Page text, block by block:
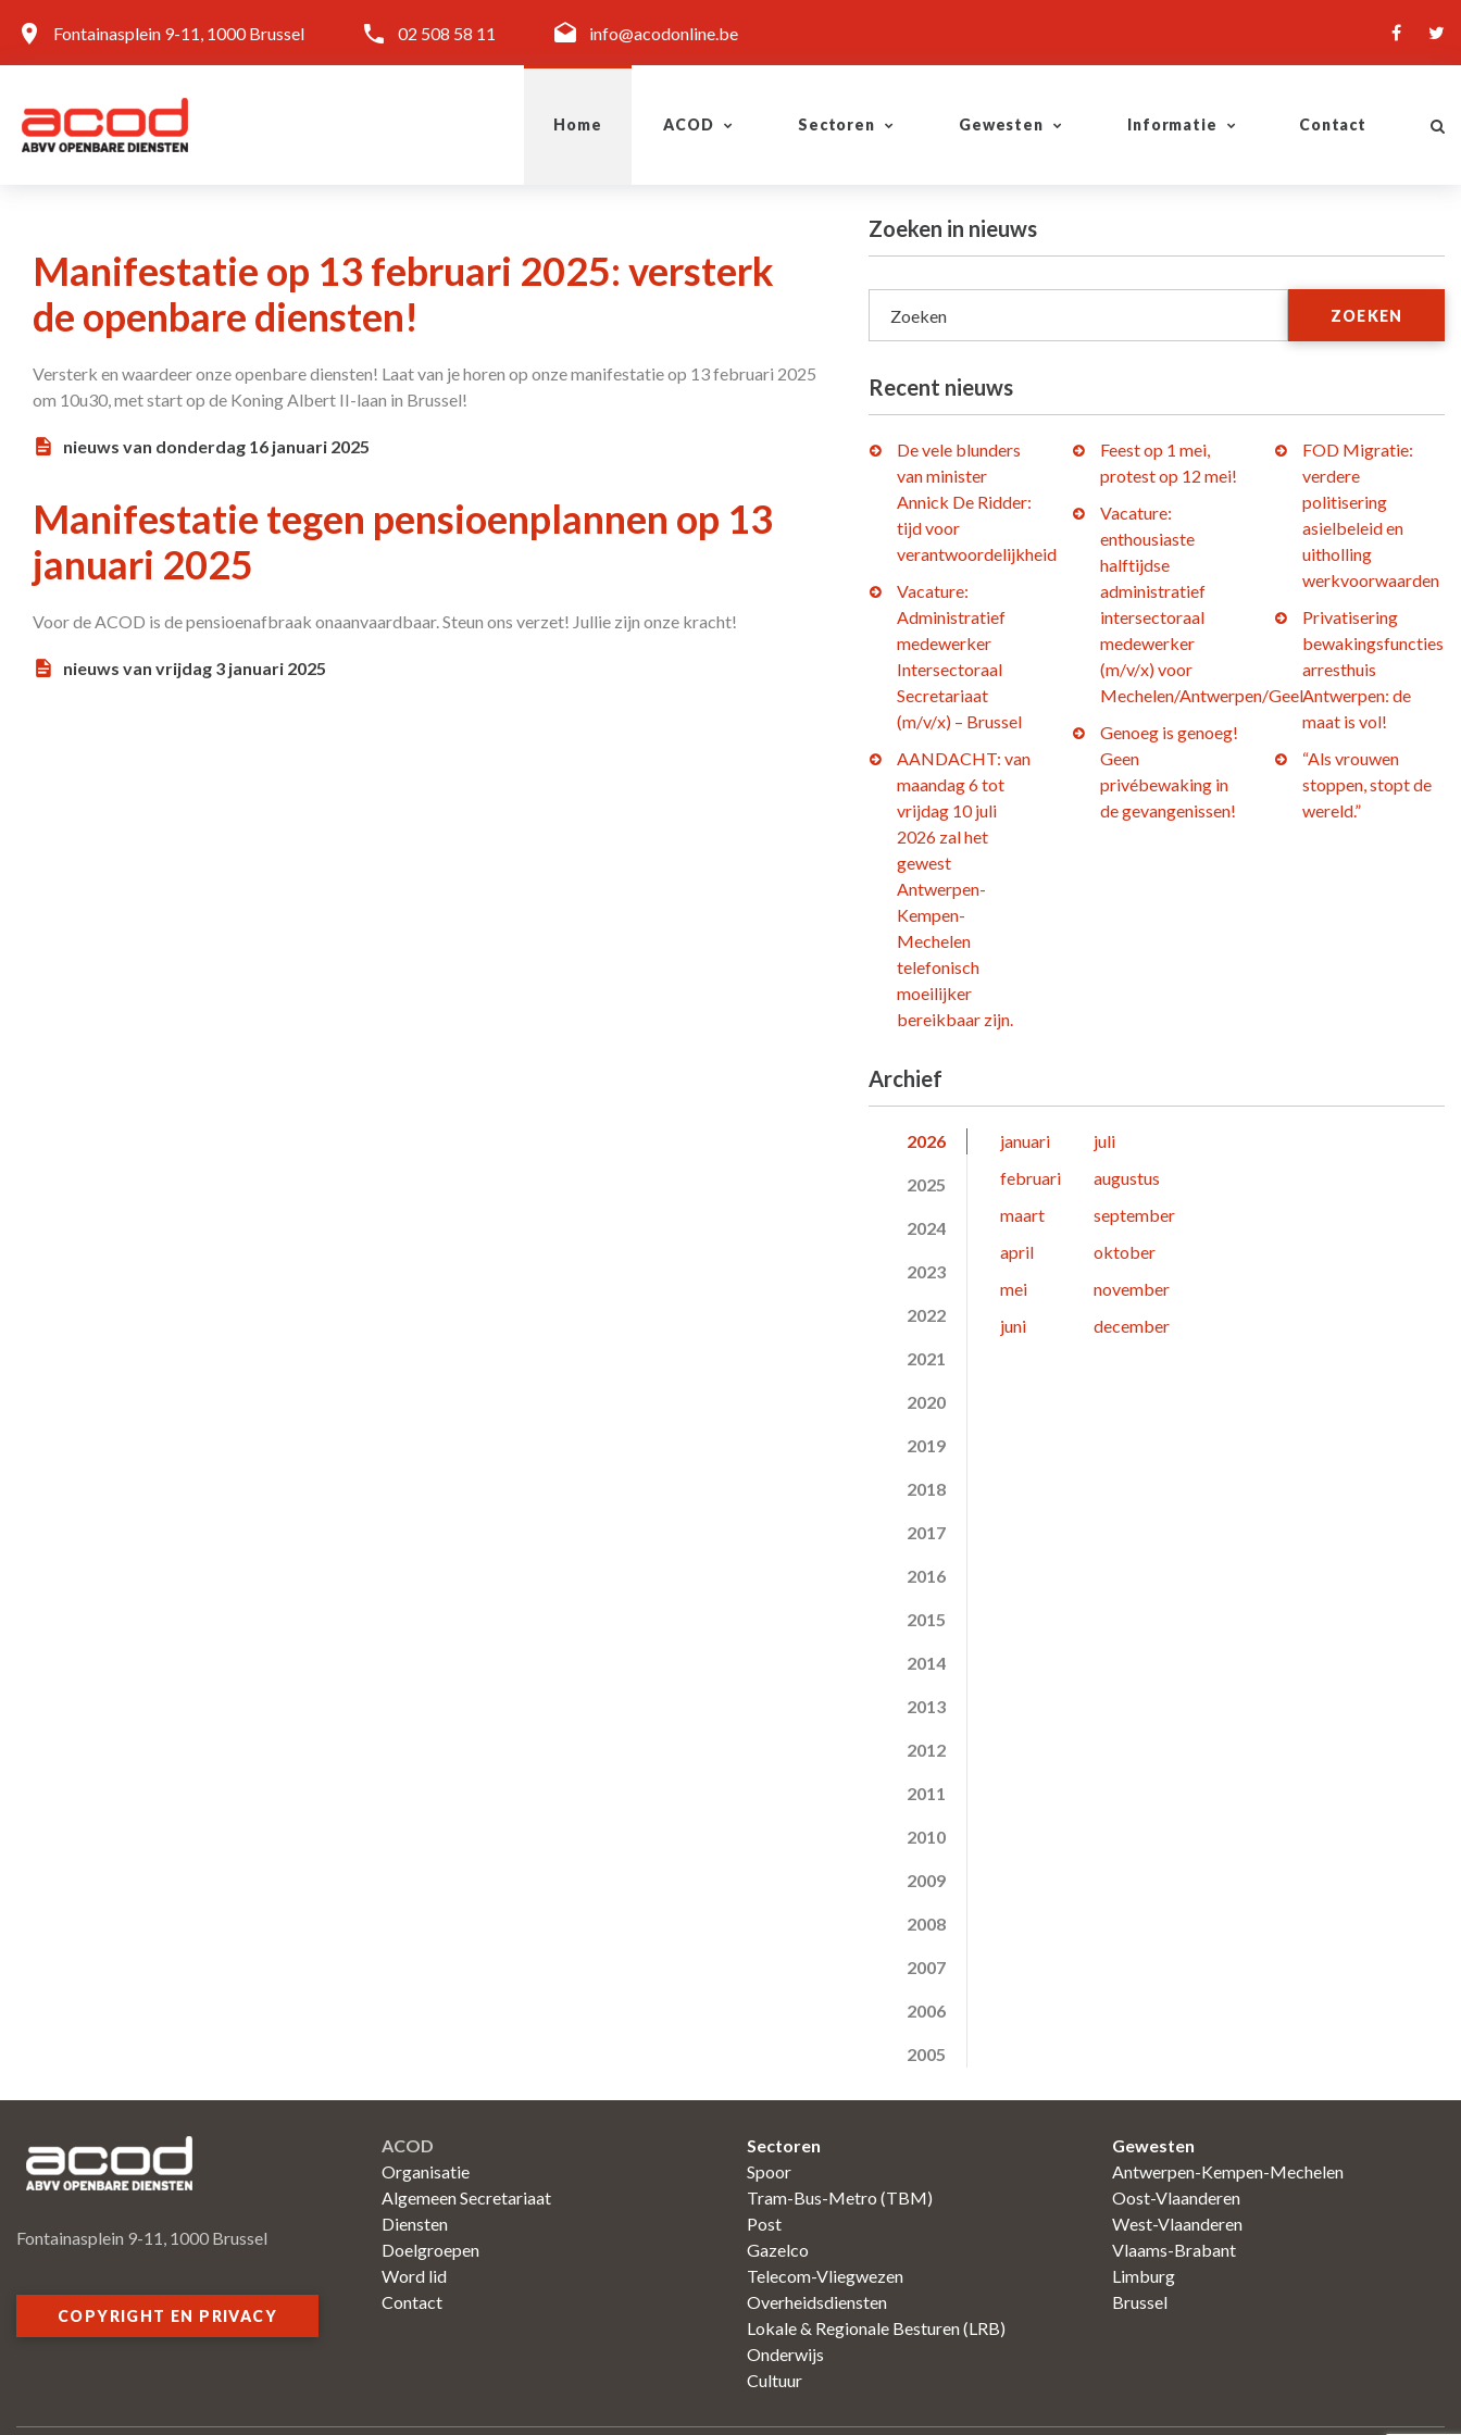
Fontainasplein 9-11, 1000 Brussel 02 508 58 11 info@acodonline.be
Home ACOD Sectoren Gewesten Informatie Contact
Manifestatie op 13 februari 2025: versterk
de openbare diensten!
Versterk en waardeer onze openbare diensten! Laat van je horen op onze manifestatie op 13 februari 2025
om 10u30, met start op de Koning Albert II-laan in Brussel!
nieuws van donderdag 16 januari 2025
Manifestatie tegen pensioenplannen op 13
januari 2025
Voor de ACOD is de pensioenafbraak onaanvaardbaar. Steun ons verzet! Jullie zijn onze kracht!
nieuws van vrijdag 3 januari 2025
Zoeken in nieuws
Zoeken ZOEKEN
Recent nieuws
De vele blunders
van minister
Annick De Ridder:
tijd voor
verantwoordelijkheid
Vacature:
Administratief
medewerker
Intersectoraal
Secretariaat
(m/v/x) – Brussel
AANDACHT: van
maandag 6 tot
vrijdag 10 juli
2026 zal het
gewest
Antwerpen-
Kempen-
Mechelen
telefonisch
moeilijker
bereikbaar zijn.
Feest op 1 mei,
protest op 12 mei!
Vacature:
enthousiaste
halftijdse
administratief
intersectoraal
medewerker
(m/v/x) voor
Mechelen/Antwerpen/Geel
Genoeg is genoeg!
Geen
privébewaking in
de gevangenissen!
FOD Migratie:
verdere
politisering
asielbeleid en
uitholling
werkvoorwaarden
Privatisering
bewakingsfuncties
arresthuis
Antwerpen: de
maat is vol!
“Als vrouwen
stoppen, stopt de
wereld.”
Archief
2026
2025
2024
2023
2022
2021
2020
2019
2018
2017
2016
2015
2014
2013
2012
2011
2010
2009
2008
2007
2006
2005
januari
februari
maart
april
mei
juni
juli
augustus
september
oktober
november
december
Fontainasplein 9-11, 1000 Brussel
COPYRIGHT EN PRIVACY
ACOD
Organisatie
Algemeen Secretariaat
Diensten
Doelgroepen
Word lid
Contact
Sectoren
Spoor
Tram-Bus-Metro (TBM)
Post
Gazelco
Telecom-Vliegwezen
Overheidsdiensten
Lokale & Regionale Besturen (LRB)
Onderwijs
Cultuur
Gewesten
Antwerpen-Kempen-Mechelen
Oost-Vlaanderen
West-Vlaanderen
Vlaams-Brabant
Limburg
Brussel